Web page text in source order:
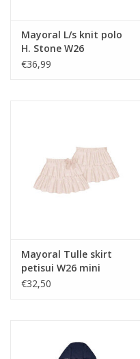
Mayoral L/s knit polo
H. Stone W26
€36,99
Mayoral Tulle skirt
petisui W26 mini
€32,50